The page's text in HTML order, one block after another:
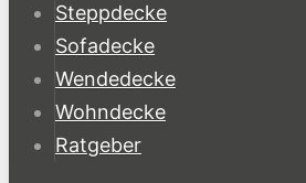
Steppdecke
Sofadecke
Wendedecke
Wohndecke
Ratgeber